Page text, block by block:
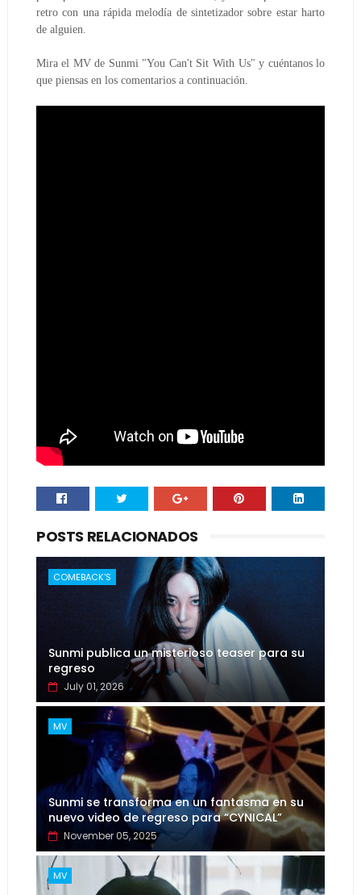
retro con una rápida melodía de sintetizador sobre estar harto
de alguien.
Mira el MV de Sunmi "You Can't Sit With Us" y cuéntanos lo
que piensas en los comentarios a continuación.
POSTS RELACIONADOS
COMEBACK'S
Sunmi publica un misterioso teaser para su
regreso
July 01, 2026
MV
Sunmi se transforma en un fantasma en su
nuevo video de regreso para “CYNICAL”
November 05, 2025
MV